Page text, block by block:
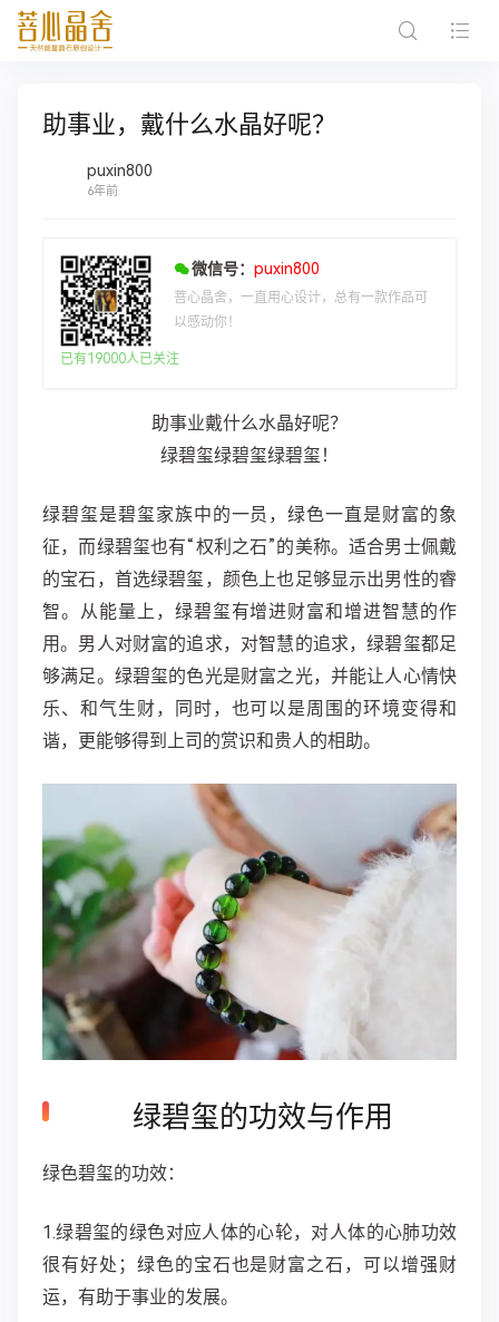
助事业，戴什么水晶好呢？
puxin800
6年前
微信号： puxin800
菩心晶舍，一直用心设计，总有一款作品可
以感动你！
已有19000人已关注
助事业戴什么水晶好呢？
绿碧玺绿碧玺绿碧玺！
绿碧玺是碧玺家族中的一员，绿色一直是财富的象
征，而绿碧玺也有“权利之石”的美称。适合男士佩戴
的宝石，首选绿碧玺，颜色上也足够显示出男性的睿
智。从能量上，绿碧玺有增进财富和增进智慧的作
用。男人对财富的追求，对智慧的追求，绿碧玺都足
够满足。绿碧玺的色光是财富之光，并能让人心情快
乐、和气生财，同时，也可以是周围的环境变得和
谐，更能够得到上司的赏识和贵人的相助。
绿碧玺的功效与作用
绿色碧玺的功效：
1.绿碧玺的绿色对应人体的心轮，对人体的心肺功效
很有好处；绿色的宝石也是财富之石，可以增强财
运，有助于事业的发展。